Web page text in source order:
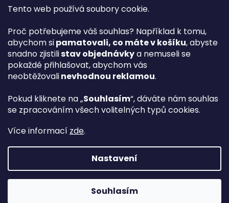
Tento web používá soubory cookie.
Proč potřebujeme váš souhlas? Například k tomu,
abychom sipamatovali, co máte v košíku, abyste
snadno zjistilistav objednávkya nemuseli se
pokaždé přihlašovat, abychom vás
neobtěžovalinevhodnou reklamou.
Pokud kliknete na „Souhlasím“, dáváte nám souhlas
se zpracováním všech volitelných typů cookies.
Více informací zde.
Nastavení
Souhlasím
Plaza.cz slevové kódy a kupóny
Registrace
Přihlášení
PLAZA B2B™ VELKOOBCHOD
Vyhledávač návodů
hp
Vytvořil Shoptet Premium
Plaza.cz. Všechna práva vyhrazena.